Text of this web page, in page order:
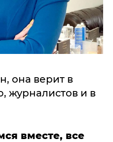
она верит в
журналистов и в
вместе, все